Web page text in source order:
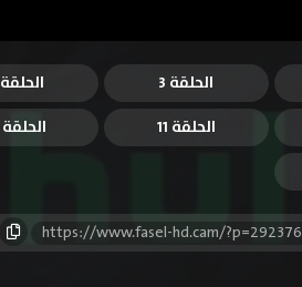
الحلقة 3 الحلقة 4
الحلقة 11 الحلقة 12
https://www.fasel-hd.cam/?p=292376